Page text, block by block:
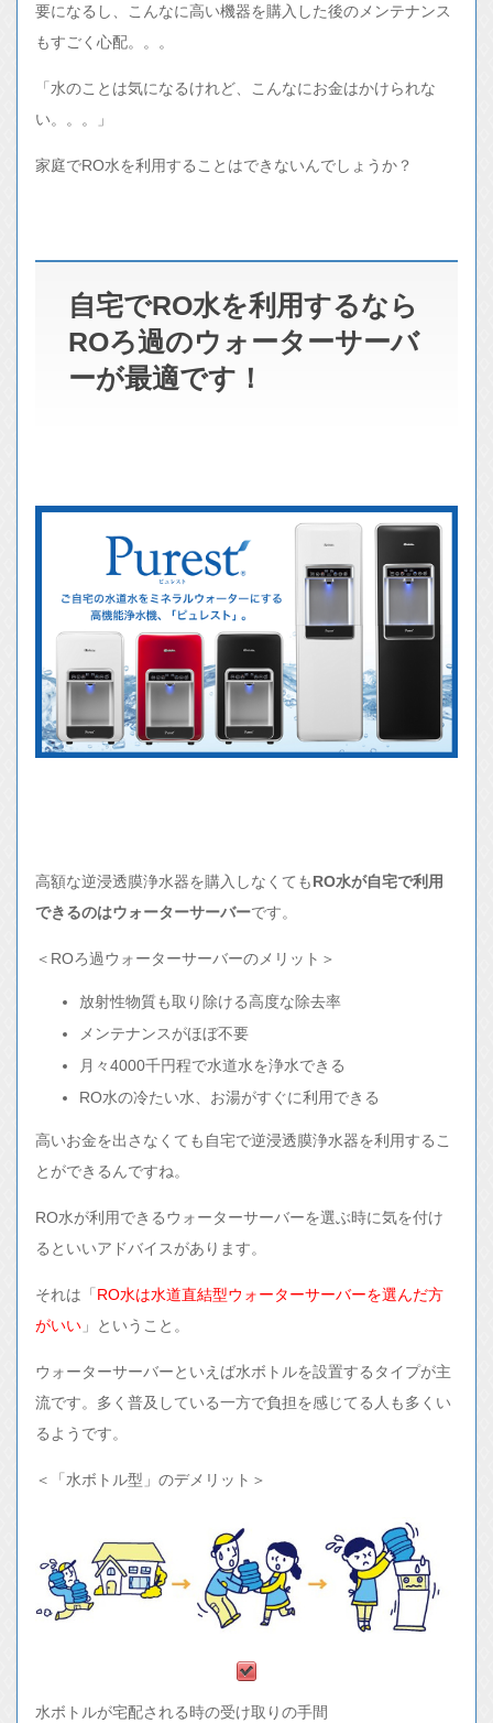
要になるし、こんなに高い機器を購入した後のメンテナンス
もすごく心配。。。
「水のことは気になるけれど、こんなにお金はかけられな
い。。。」
家庭でRO水を利用することはできないんでしょうか？
自宅でRO水を利用するなら
ROろ過のウォーターサーバ
ーが最適です！
高額な逆浸透膜浄水器を購入しなくてもRO水が自宅で利用
できるのはウォーターサーバーです。
＜ROろ過ウォーターサーバーのメリット＞
放射性物質も取り除ける高度な除去率
メンテナンスがほぼ不要
月々4000千円程で水道水を浄水できる
RO水の冷たい水、お湯がすぐに利用できる
高いお金を出さなくても自宅で逆浸透膜浄水器を利用するこ
とができるんですね。
RO水が利用できるウォーターサーバーを選ぶ時に気を付け
るといいアドバイスがあります。
それは「 RO水は水道直結型ウォーターサーバーを選んだ方
がいい 」ということ。
ウォーターサーバーといえば水ボトルを設置するタイプが主
流です。多く普及している一方で負担を感じてる人も多くい
るようです。
＜「水ボトル型」のデメリット＞
水ボトルが宅配される時の受け取りの手間